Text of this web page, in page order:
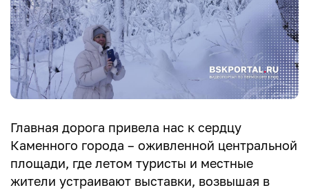
Главная дорога привела нас к сердцу
Каменного города – оживленной центральной
площади, где летом туристы и местные
жители устраивают выставки, возвышая в